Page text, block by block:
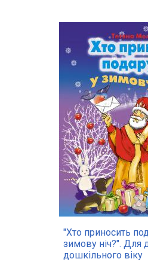
"Хто приносить
зимову ніч?". Для
дошкільного віку